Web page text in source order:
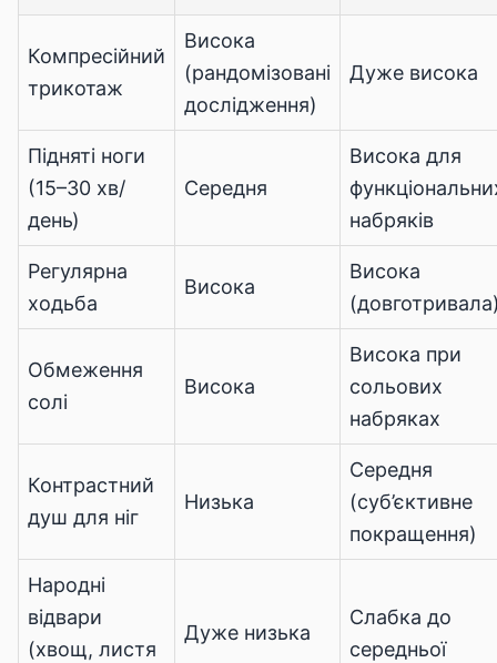
Компресійний
трикотаж
Висока
(рандомізовані
дослідження)
Дуже висока
Підняті ноги
(15–30 хв/
день)
Середня
Висока для
набряків
Регулярна
ходьба
Висока
Висока
Обмеження
солі
Висока
Висока при
сольових
набряках
Контрастний
душ для ніг
Низька
Середня
(суб’єктивне
покращення)
Народні
відвари
(хвощ, листя
Дуже низька
Слабка до
середньої